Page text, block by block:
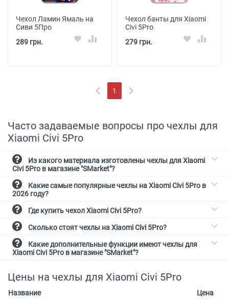
Чехол Ламин Ямаль на
Сиви 5Про
289 грн.
Чехол банты для Xiaomi
Civi 5Pro
279 грн.
1
(current)
Часто задаваемые вопросы про чехлы для
Xiaomi Civi 5Pro
Civi 5Pro в магазине "SMarket"?
2026 году?
Где купить чехол Xiaomi Civi 5Pro?
Сколько стоят чехлы на Xiaomi Civi 5Pro?
Xiaomi Civi 5Pro в магазине "SMarket"?
Цены на чехлы для Xiaomi Civi 5Pro
Название Цена